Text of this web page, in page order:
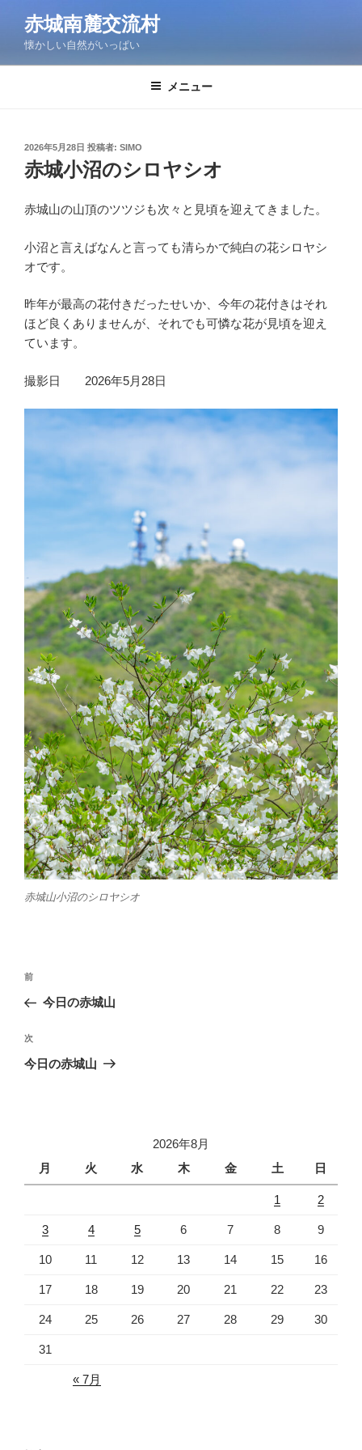
ン
赤城南麓交流村
懐かしい自然がいっぱい
メニュー
投
稿
日:
2026年5月28日 投稿者: SIMO
赤城小沼のシロヤシオ
赤城山の山頂のツツジも次々と見頃を迎えてきました。
小沼と言えばなんと言っても清らかで純白の花シロヤシ
オです。
昨年が最高の花付きだったせいか、今年の花付きはそれ
ほど良くありませんが、それでも可憐な花が見頃を迎え
ています。
撮影日 2026年5月28日
赤城山小沼のシロヤシオ
投
ナ
ビ
ゲ
前
の
稿
前
今日の赤城山
次
の
次
今日の赤城山
2026年8月
月
火 水 木 金 土 日
1 2
3 4 5 6 7 8 9
10 11 12 13 14 15 16
17 18 19 20 21 22 23
24 25 26 27 28 29 30
31
« 7月